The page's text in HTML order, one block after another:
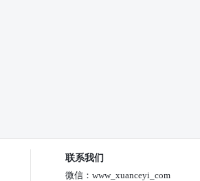
联系我们
微信：www_xuanceyi_com